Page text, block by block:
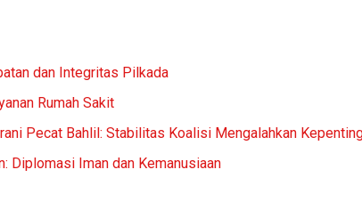
dan Integritas Pilkada
Rumah Sakit
Pecat Bahlil: Stabilitas Koalisi Mengalahkan
Diplomasi Iman dan Kemanusiaan